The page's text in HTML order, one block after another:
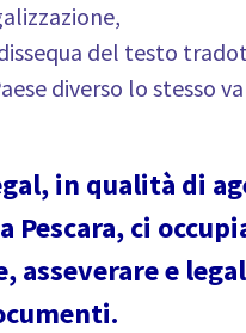
del testo
diverso lo stesso
in qualità di
Pescara, ci
e